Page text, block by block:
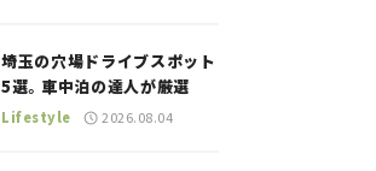
埼玉の穴場ドライブスポット
5選。車中泊の達人が厳選
Lifestyle 2026.08.04